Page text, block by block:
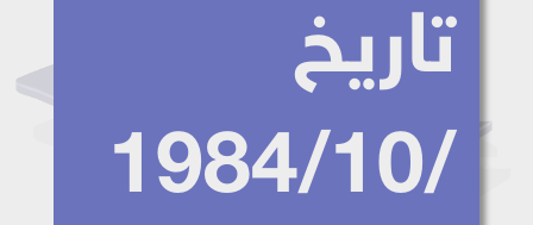
تاريخ
1984/10/